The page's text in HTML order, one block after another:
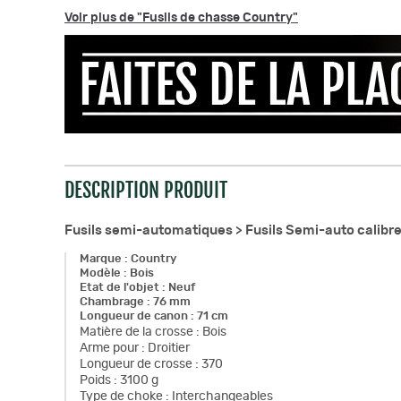
Voir plus de "Fusils de chasse Country"
DESCRIPTION PRODUIT
Fusils semi-automatiques > Fusils Semi-auto
Marque : Country
Modèle : Bois
Etat de l'objet : Neuf
Chambrage : 76 mm
Longueur de canon : 71 cm
Matière de la crosse : Bois
Arme pour : Droitier
Longueur de crosse : 370
Poids : 3100 g
Type de choke : Interchangeables